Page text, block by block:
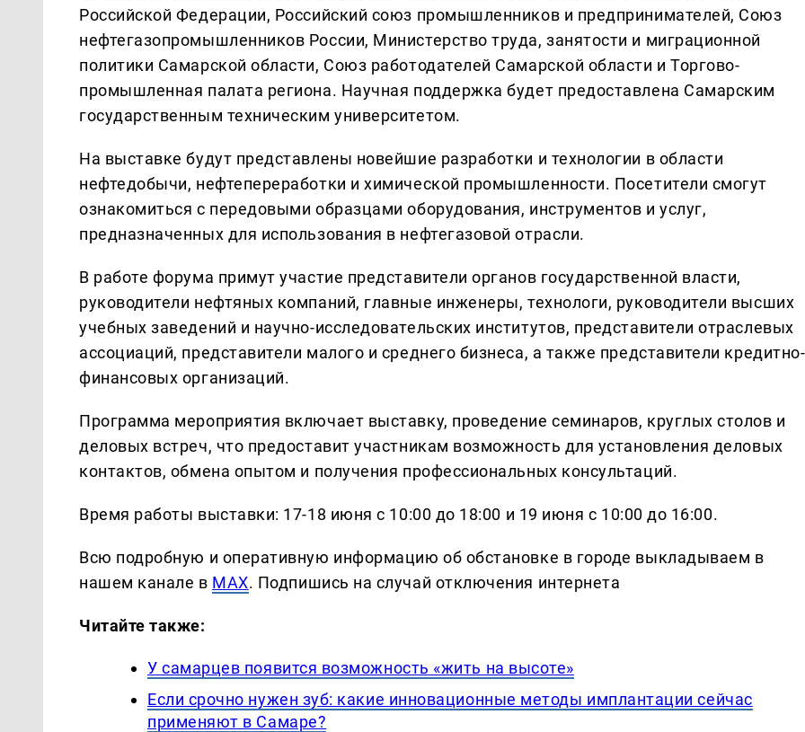
Российской Федерации, Российский союз промышленников и предпринимателей, Союз
нефтегазопромышленников России, Министерство труда, занятости и миграционной
политики Самарской области, Союз работодателей Самарской области и Торгово-
промышленная палата региона. Научная поддержка будет предоставлена Самарским
государственным техническим университетом.
На выставке будут представлены новейшие разработки и технологии в области
нефтедобычи, нефтепереработки и химической промышленности. Посетители смогут
ознакомиться с передовыми образцами оборудования, инструментов и услуг,
предназначенных для использования в нефтегазовой отрасли.
В работе форума примут участие представители органов государственной власти,
руководители нефтяных компаний, главные инженеры, технологи, руководители высших
учебных заведений и научно-исследовательских институтов, представители отраслевых
ассоциаций, представители малого и среднего бизнеса, а также представители кредитно-
финансовых организаций.
Программа мероприятия включает выставку, проведение семинаров, круглых столов и
деловых встреч, что предоставит участникам возможность для установления деловых
контактов, обмена опытом и получения профессиональных консультаций.
Время работы выставки: 17-18 июня с 10:00 до 18:00 и 19 июня с 10:00 до 16:00.
Всю подробную и оперативную информацию об обстановке в городе выкладываем в
нашем канале в MAX. Подпишись на случай отключения интернета
Читайте также:
У самарцев появится возможность «жить на высоте»
Если срочно нужен зуб: какие инновационные методы имплантации сейчас
применяют в Самаре?